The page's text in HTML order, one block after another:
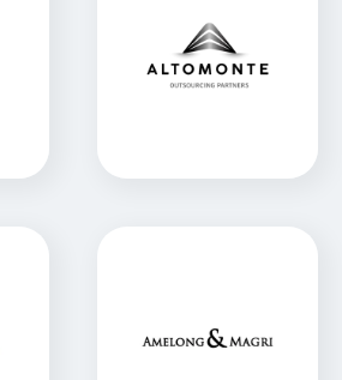
Altomonte
Sitio Web